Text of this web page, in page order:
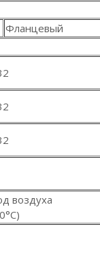
Фланцевый
воздуха